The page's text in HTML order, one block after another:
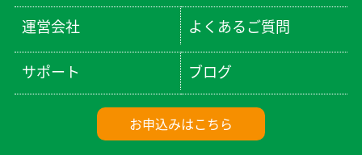
運営会社 よくあるご質問
サポート ブログ
お申込みはこちら